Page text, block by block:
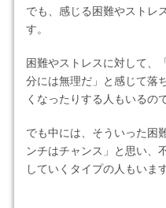
でも、感じる困難やストレ
す。
困難やストレスに対して、
分には無理だ」と感じて落
くなったりする人もいるの
でも中には、そういった困
ンチはチャンス」と思い、
していくタイプの人もいます